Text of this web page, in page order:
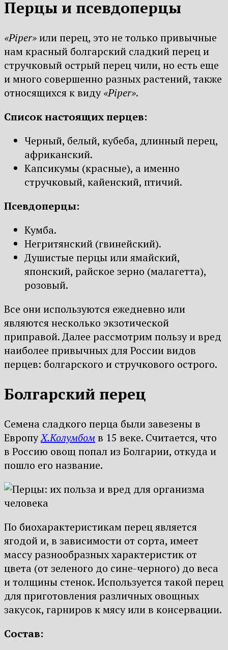
Перцы и псевдоперцы
«Piper»или перец, это не только привычные
нам красный болгарский сладкий перец и
стручковый острый перец чили, но есть еще
и много совершенно разных растений, также
относящихся к виду«Piper».
Список настоящих перцев:
Черный, белый, кубеба, длинный перец,
африканский.
Капсикумы (красные), а именно
стручковый, кайенский, птичий.
Псевдоперцы:
Кумба.
Негритянский (гвинейский).
Душистые перцы или ямайский,
японский, райское зерно (малагетта),
розовый.
Все они используются ежедневно или
являются несколько экзотической
приправой. Далее рассмотрим пользу и вред
наиболее привычных для России видов
перцев: болгарского и стручкового острого.
Болгарский перец
Семена сладкого перца были завезены в
ЕвропуХ.Колумбом в 15 веке. Считается, что
в Россию овощ попал из Болгарии, откуда и
пошло его название.
По биохарактеристикам перец является
ягодой и, в зависимости от сорта, имеет
массу разнообразных характеристик от
цвета (от зеленого до сине-черного) до веса
и толщины стенок. Используется такой перец
для приготовления различных овощных
закусок, гарниров к мясу или в консервации.
Состав: